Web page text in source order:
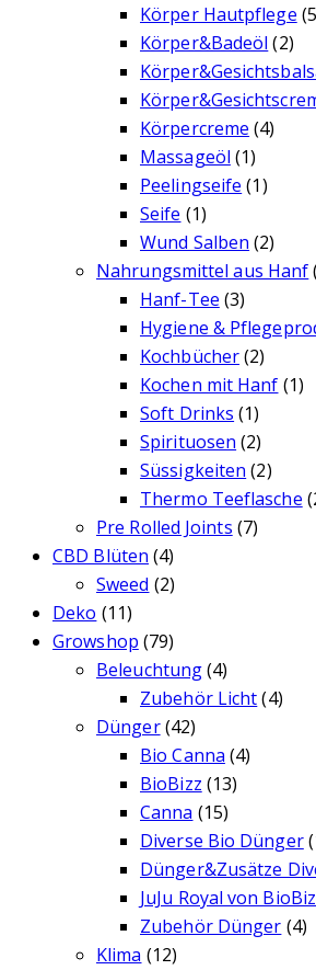
Körper Hautpflege
Körper&Badeöl (2)
Körpercreme (4)
Massageöl (1)
Peelingseife (1)
Seife (1)
Wund Salben (2)
Nahrungsmittel aus Hanf
Hanf-Tee (3)
Hygiene &
Kochbücher(2)
Kochen mit Hanf (1)
Soft Drinks (1)
Spirituosen (2)
Süssigkeiten (2)
Thermo Teeflasche
Pre Rolled Joints (7)
CBD Blüten (4)
Sweed (2)
Deko (11)
Growshop (79)
Beleuchtung(4)
Zubehör Licht (4)
Dünger(42)
Bio Canna (4)
BioBizz (13)
Canna (15)
Diverse Bio Dünger
Dünger&Zusätze
JuJu Royal von
Zubehör Dünger (4)
Klima (12)